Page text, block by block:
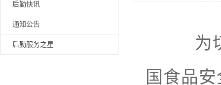
后勤快讯
通知公告
后勤服务之星
为切
国食品